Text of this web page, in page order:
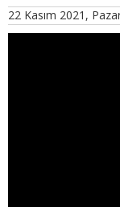
22 Kasım 2021,